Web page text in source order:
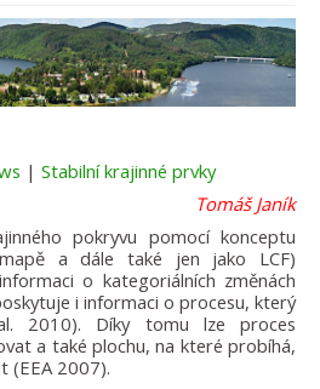
| Stabilní krajinné prvky
Tomáš Janík
pokryvu pomocí konceptu
a dále také jen jako LCF)
o kategoriálních změnách
i informaci o procesu, který
2010). Díky tomu lze proces
a také plochu, na které probíhá,
(EEA 2007).